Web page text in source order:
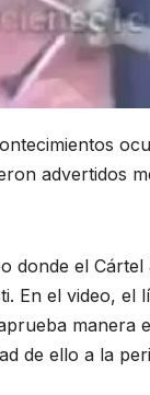
advertidos
donde el
En el video, el
de ello a la